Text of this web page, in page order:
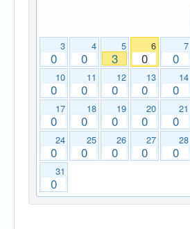
3
0
4
0
5
3
6
0
7
0
10
0
11
0
12
0
13
0
14
0
17
0
18
0
19
0
20
0
21
0
24
0
25
0
26
0
27
0
28
0
31
0